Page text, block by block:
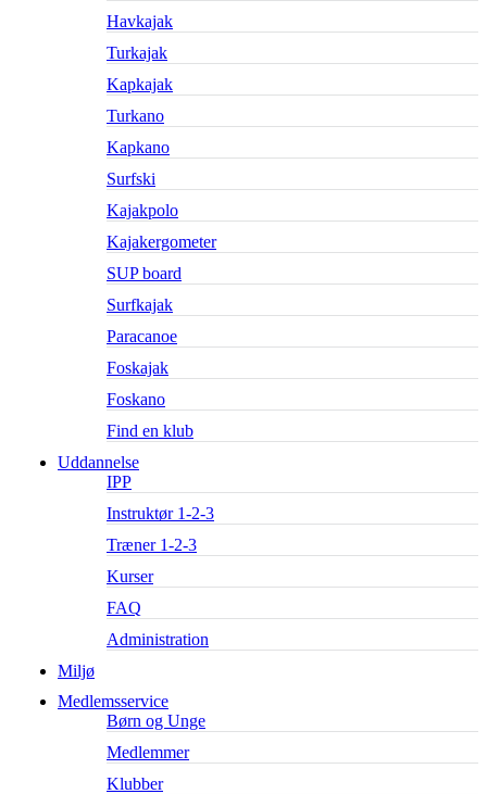
Havkajak
Turkajak
Kapkajak
Turkano
Kapkano
Surfski
Kajakpolo
Kajakergometer
SUP board
Surfkajak
Paracanoe
Foskajak
Foskano
Find en klub
Uddannelse
IPP
Instruktør 1-2-3
Træner 1-2-3
Kurser
FAQ
Administration
Miljø
Medlemsservice
Børn og Unge
Medlemmer
Klubber